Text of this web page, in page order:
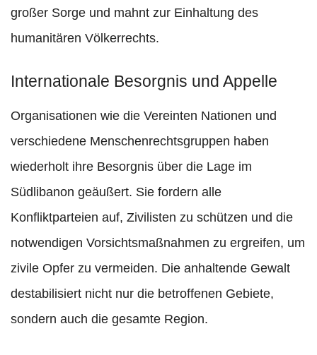
großer Sorge und mahnt zur Einhaltung des
humanitären Völkerrechts.
Internationale Besorgnis und Appelle
Organisationen wie die Vereinten Nationen und
verschiedene Menschenrechtsgruppen haben
wiederholt ihre Besorgnis über die Lage im
Südlibanon geäußert. Sie fordern alle
Konfliktparteien auf, Zivilisten zu schützen und die
notwendigen Vorsichtsmaßnahmen zu ergreifen, um
zivile Opfer zu vermeiden. Die anhaltende Gewalt
destabilisiert nicht nur die betroffenen Gebiete,
sondern auch die gesamte Region.